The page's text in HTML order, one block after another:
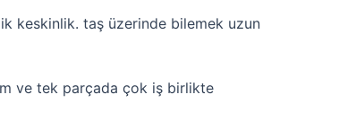
keskinlik. taş üzerinde bilemek uzun
ve tek parçada çok iş birlikte